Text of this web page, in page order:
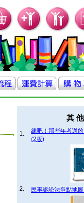
其
1.
練吧！那些年考過
(2版)
2. 民事訴訟法爭點地圖